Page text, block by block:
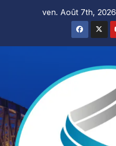
ven. Août 7th, 2026